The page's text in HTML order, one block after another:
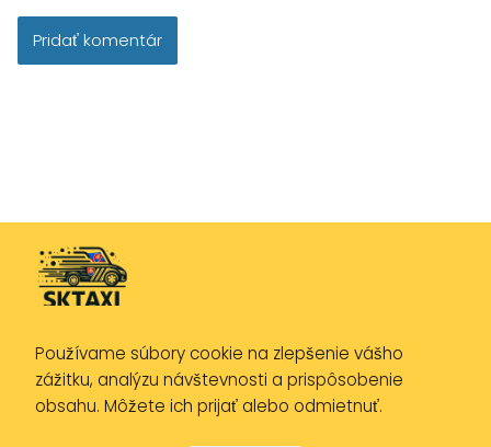
Zásady ochrany osobných údajov
Zásady používania cookies
Používame súbory cookie na zlepšenie vášho
zážitku, analýzu návštevnosti a prispôsobenie
obsahu. Môžete ich prijať alebo odmietnuť.